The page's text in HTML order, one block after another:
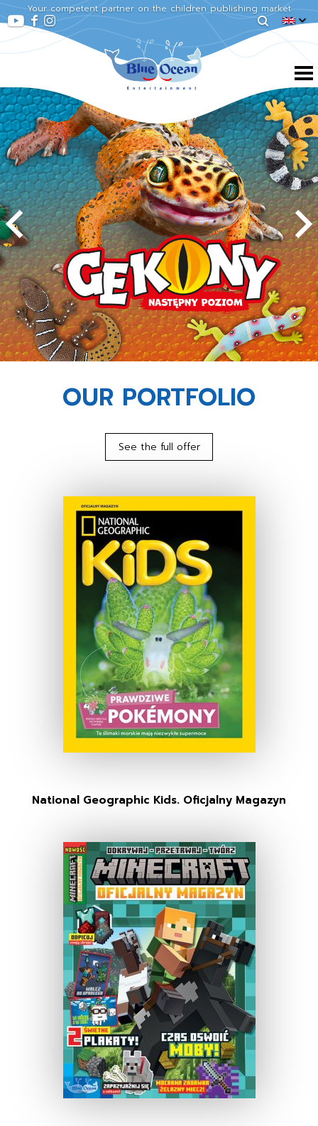
Your competent partner on the children publishing market
OUR PORTFOLIO
See the full offer
National Geographic Kids. Oficjalny Magazyn